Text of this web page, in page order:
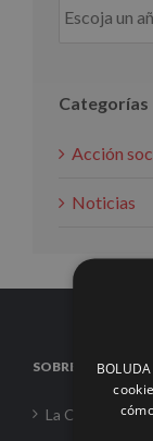
Categorías
Acción
Noticias
SOBRE
La Corporación